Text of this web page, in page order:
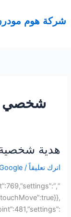
شركة هوم مودرن
شخصي
هدية شخصية
اترك تعليقاً /
Google
هدية